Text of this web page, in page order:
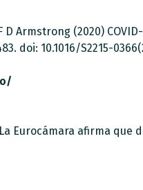
Armstrong (2020)
doi: 10.1016/S2215-